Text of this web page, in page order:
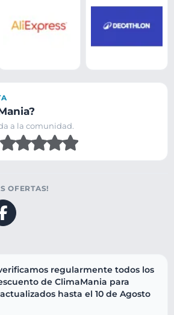
regularmente todos los
de ClimaMania para
hasta el 10 de Agosto
a la comunidad.
OFERTAS!